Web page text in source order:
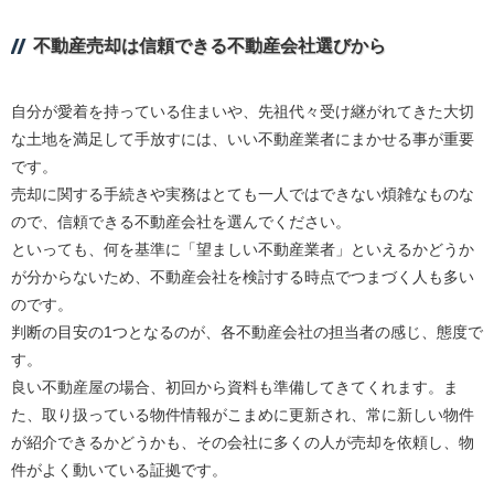
不動産売却は信頼できる不動産会社選びから
自分が愛着を持っている住まいや、先祖代々受け継がれてきた大切
な土地を満足して手放すには、いい不動産業者にまかせる事が重要
です。
売却に関する手続きや実務はとても一人ではできない煩雑なものな
ので、信頼できる不動産会社を選んでください。
といっても、何を基準に「望ましい不動産業者」といえるかどうか
が分からないため、不動産会社を検討する時点でつまづく人も多い
のです。
判断の目安の1つとなるのが、各不動産会社の担当者の感じ、態度で
す。
良い不動産屋の場合、初回から資料も準備してきてくれます。ま
た、取り扱っている物件情報がこまめに更新され、常に新しい物件
が紹介できるかどうかも、その会社に多くの人が売却を依頼し、物
件がよく動いている証拠です。